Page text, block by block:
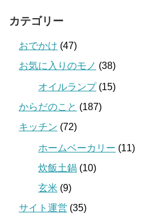
カテゴリー
おでかけ (47)
お気に入りのモノ (38)
オイルランプ(15)
からだのこと (187)
キッチン (72)
ホームベーカリー (11)
炊飯土鍋 (10)
玄米 (9)
サイト運営 (35)